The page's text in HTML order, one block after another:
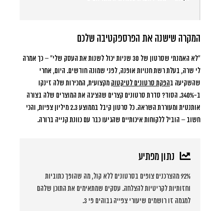
המקרה שישנה את הפרספקטיבה שלכם
“לא האמנתי שסרטון של 30 שניות יכול לשנות את העסק שלי”
– כך אמרה
לי שרה, בעלת רשת חנויות אופנה, לפני שמונה חודשים. היום, אחרי
שהשקיעה בהפקת סרטונים לטיקטוק מקצועית, המכירות שלה זינקו
ב-340%. הסוד? סדרת סרטונים קצרים שהציגה את המוצרים שלה בצורה
אותנטית ומעוררת השראה. כל סרטון קיבל בממוצע 2.3 מיליון צפיות, והכי
חשוב – הוביל ללקוחות איכותיים שהגיעו כבר עם כוונת קנייה ברורה.
נתון מפתיע
92% מהצרכנים צופים בסרטונים ללא קול, מה שהופך כתוביות
וחזותיות לקריטיות להצלחה. עסקים שמתאימים את התוכן שלהם
למגמה זו רושמים שיעורי צפייה גבוהים פי 3.